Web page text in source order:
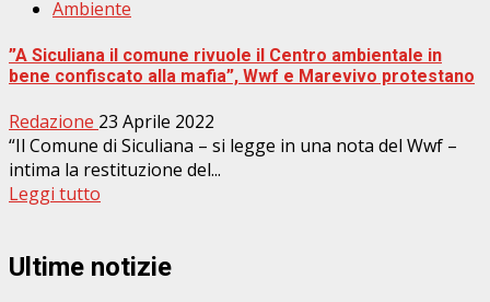
Ambiente
”A Siculiana il comune rivuole il Centro ambientale in
bene confiscato alla mafia”, Wwf e Marevivo protestano
Redazione 23 Aprile 2022
“Il Comune di Siculiana – si legge in una nota del Wwf –
intima la restituzione del...
Leggi tutto
Ultime notizie